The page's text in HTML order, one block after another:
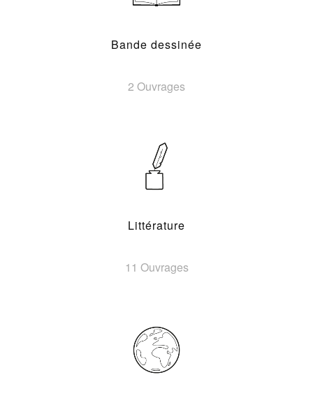
Bande dessinée
2 Ouvrages
Littérature
11 Ouvrages